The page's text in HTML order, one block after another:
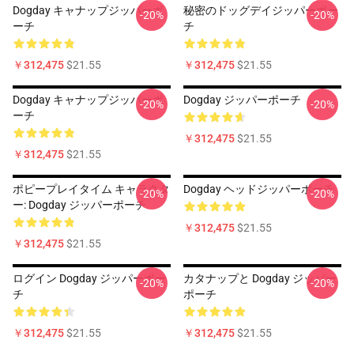
Dogday キャナップジッパーポ
ーチ
￥312,475$21.55
-20%
秘密のドッグデイジッパーポー
チ
￥312,475$21.55
-20%
Dogday キャナップジッパーポ
ーチ
￥312,475$21.55
-20% Dogday ジッパーポーチ
￥312,475$21.55
-20%
ポピープレイタイム キャラクタ
ー: Dogday ジッパーポーチ
￥312,475$21.55
-20% Dogday ヘッドジッパーポーチ
￥312,475$21.55
-20%
ログイン Dogday ジッパーポー
チ
￥312,475$21.55
-20%
カタナップと Dogday ジッパー
ポーチ
￥312,475$21.55
-20%